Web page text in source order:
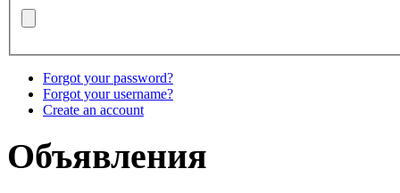
Forgot your password?
Forgot your username?
Create an account
Объявления